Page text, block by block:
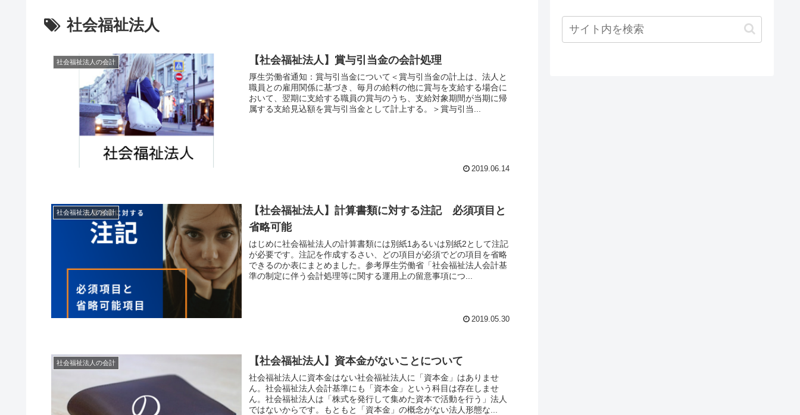
社会福祉法人
社会福祉法人の会計 【社会福祉法人】賞与引当金の会計処理
厚生労働省通知：賞与引当金について＜賞与引当金の計上は、法人と
職員との雇用関係に基づき、毎月の給料の他に賞与を支給する場合に
おいて、翌期に支給する職員の賞与のうち、支給対象期間が当期に帰
属する支給見込額を賞与引当金として計上する。＞賞与引当...
2019.06.14
社会福祉法人の会計
【社会福祉法人】計算書類に対する注記 必須項目と
省略可能
はじめに社会福祉法人の計算書類には別紙1あるいは別紙2として注記
が必要です。注記を作成するさい、どの項目が必須でどの項目を省略
できるのか表にまとめました。参考厚生労働省「社会福祉法人会計基
準の制定に伴う会計処理等に関する運用上の留意事項につ...
2019.05.30
社会福祉法人の会計 【社会福祉法人】資本金がないことについて
社会福祉法人に資本金はない社会福祉法人に「資本金」はありませ
ん。社会福祉法人会計基準にも「資本金」という科目は存在しませ
ん。社会福祉法人は「株式を発行して集めた資本で活動を行う」法人
ではないからです。もともと「資本金」の概念がない法人形態な...